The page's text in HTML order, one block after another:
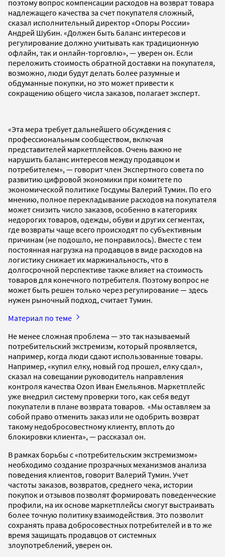
поэтому вопрос компенсации расходов на возврат товара
надлежащего качества за счет покупателя сложный,
сказал исполнительный директор «Опоры России»
Андрей Шубин. «Должен быть баланс интересов и
регулирование должно учитывать как традиционную
офлайн, так и онлайн-торговлю», — уверен он. Если
переложить стоимость обратной доставки на покупателя,
возможно, люди будут делать более разумные и
обдуманные покупки, но это может привести к
сокращению общего числа заказов, полагает эксперт.
«Эта мера требует дальнейшего обсуждения с
профессиональным сообществом, включая
представителей маркетплейсов. Очень важно не
нарушить баланс интересов между продавцом и
потребителем», — говорит член Экспертного совета по
развитию цифровой экономики при комитете по
экономической политике Госдумы Валерий Тумин. По его
мнению, полное перекладывание расходов на покупателя
может снизить число заказов, особенно в категориях
недорогих товаров, одежды, обуви и других сегментах,
где возвраты чаще всего происходят по субъективным
причинам (не подошло, не понравилось). Вместе с тем
постоянная нагрузка на продавцов в виде расходов на
логистику снижает их маржинальность, что в
долгосрочной перспективе также влияет на стоимость
товаров для конечного потребителя. Поэтому вопрос не
может быть решен только через регулирование — здесь
нужен рыночный подход, считает Тумин.
Материал по теме
Не менее сложная проблема — это так называемый
потребительский экстремизм, который проявляется,
например, когда люди сдают использованные товары.
Например, «купил елку, новый год прошел, елку сдал»,
сказал на совещании руководитель направления
контроля качества Ozon Иван Емельянов. Маркетплейс
уже внедрил систему проверки того, как себя ведут
покупатели в плане возврата товаров. «Мы оставляем за
собой право отменить заказ или не одобрить возврат
такому недобросовестному клиенту, вплоть до
блокировки клиента», — рассказал он.
В рамках борьбы с «потребительским экстремизмом»
необходимо создание прозрачных механизмов анализа
поведения клиентов, говорит Валерий Тумин. Учет
частоты заказов, возвратов, среднего чека, истории
покупок и отзывов позволят формировать поведенческие
профили, на их основе маркетплейсы смогут выстраивать
более точную политику взаимодействия. Это позволит
сохранять права добросовестных потребителей и в то же
время защищать продавцов от системных
злоупотреблений, уверен он.